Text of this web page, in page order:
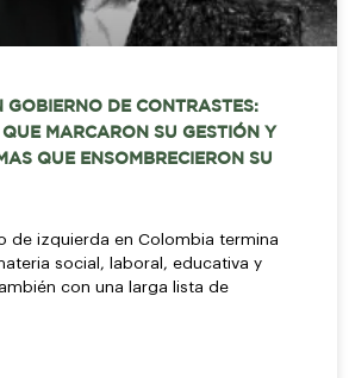
GOBIERNO DE CONTRASTES:
MARCARON SU GESTIÓN Y
QUE ENSOMBRECIERON SU
de izquierda en Colombia termina
social, laboral, educativa y
con una larga lista de